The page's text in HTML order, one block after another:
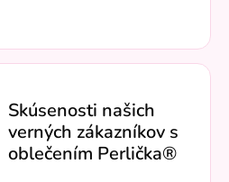
Skúsenosti našich
verných zákazníkov s
oblečením Perlička®